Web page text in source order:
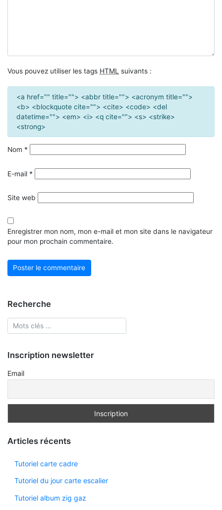
Vous pouvez utiliser les tags HTML suivants :
<a href="" title=""> <abbr title=""> <acronym title="">
<b> <blockquote cite=""> <cite> <code> <del
datetime=""> <em> <i> <q cite=""> <s> <strike>
<strong>
Nom *
E-mail *
Site web
Enregistrer mon nom, mon e-mail et mon site dans le navigateur
pour mon prochain commentaire.
Recherche
Inscription newsletter
Email
Articles récents
Tutoriel carte cadre
Tutoriel du jour carte escalier
Tutoriel album zig gaz